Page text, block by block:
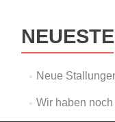
Neue
Wir haben